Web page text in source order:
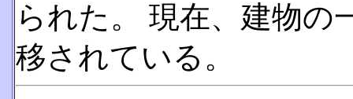
られた。 現在、建物の
移されている。